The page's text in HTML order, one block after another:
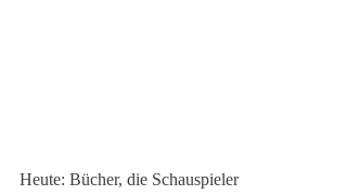
Heute: Bücher, die Schauspieler